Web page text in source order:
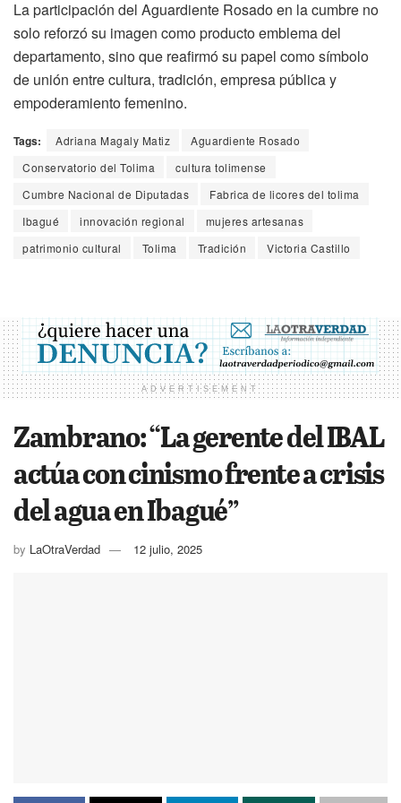
La participación del Aguardiente Rosado en la cumbre no
solo reforzó su imagen como producto emblema del
departamento, sino que reafirmó su papel como símbolo
de unión entre cultura, tradición, empresa pública y
empoderamiento femenino.
Tags: Adriana Magaly Matiz
Aguardiente Rosado
Conservatorio del Tolima
cultura tolimense
Cumbre Nacional de Diputadas
Fabrica de licores del tolima
Ibagué
innovación regional
mujeres artesanas
patrimonio cultural
Tolima Tradición Victoria Castillo
ADVERTISEMENT
Zambrano: “La gerente del IBAL
actúa con cinismo frente a crisis
del agua en Ibagué”
by LaOtraVerdad 12 julio, 2025